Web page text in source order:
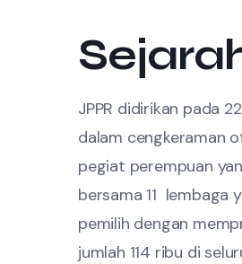
JPPR didirikan pada
dalam cengkeraman
pegiat perempuan
bersama 11 lembaga
pemilih dengan
jumlah 114 ribu di